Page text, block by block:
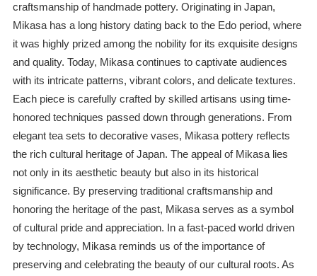
craftsmanship of handmade pottery. Originating in Japan,
Mikasa has a long history dating back to the Edo period, where
it was highly prized among the nobility for its exquisite designs
and quality. Today, Mikasa continues to captivate audiences
with its intricate patterns, vibrant colors, and delicate textures.
Each piece is carefully crafted by skilled artisans using time-
honored techniques passed down through generations. From
elegant tea sets to decorative vases, Mikasa pottery reflects
the rich cultural heritage of Japan. The appeal of Mikasa lies
not only in its aesthetic beauty but also in its historical
significance. By preserving traditional craftsmanship and
honoring the heritage of the past, Mikasa serves as a symbol
of cultural pride and appreciation. In a fast-paced world driven
by technology, Mikasa reminds us of the importance of
preserving and celebrating the beauty of our cultural roots. As